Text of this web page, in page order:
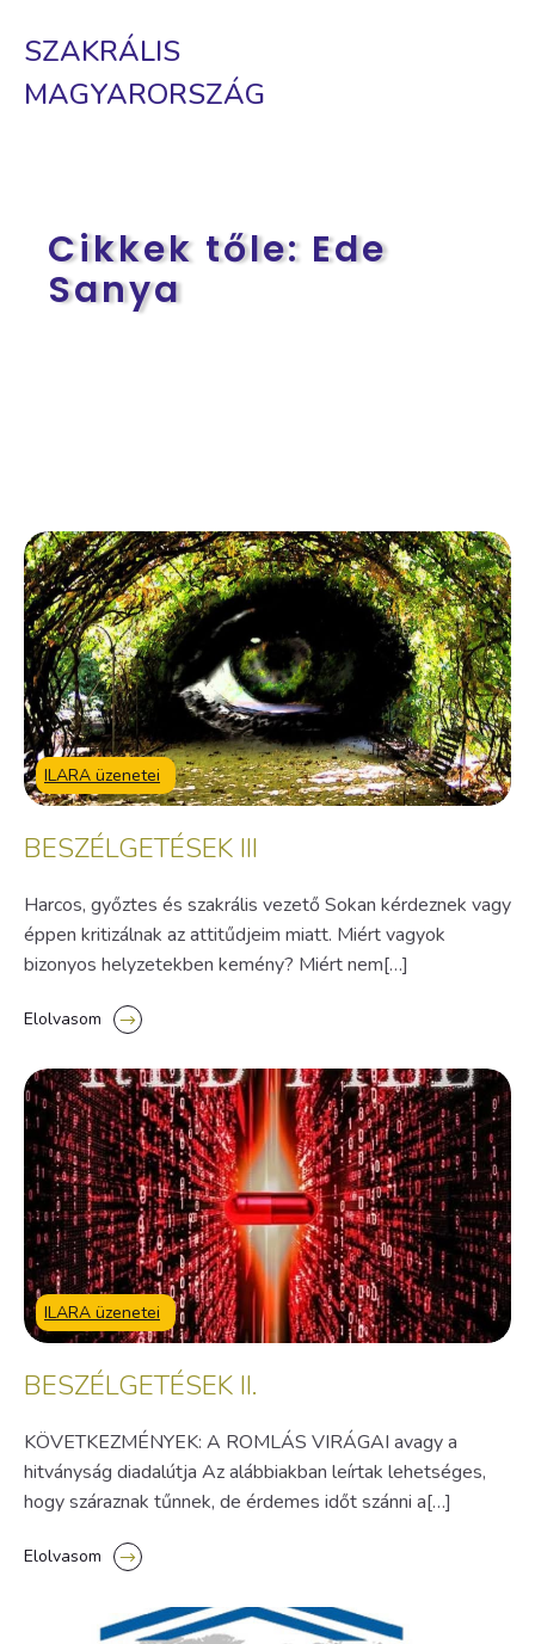
SZAKRÁLIS
MAGYARORSZÁG
Cikkek tőle: Ede
Sanya
ILARA üzenetei
BESZÉLGETÉSEK III
Harcos, győztes és szakrális vezető Sokan kérdeznek vagy
éppen kritizálnak az attitűdjeim miatt. Miért vagyok
bizonyos helyzetekben kemény? Miért nem[…]
Elolvasom
ILARA üzenetei
BESZÉLGETÉSEK II.
KÖVETKEZMÉNYEK: A ROMLÁS VIRÁGAI avagy a
hitványság diadalútja Az alábbiakban leírtak lehetséges,
hogy száraznak tűnnek, de érdemes időt szánni a[…]
Elolvasom